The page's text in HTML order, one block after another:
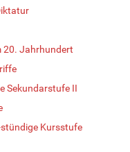
20. Jahrhundert
Sekundarstufe II
Kursstufe